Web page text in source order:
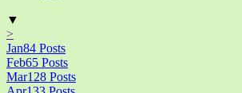
▼
>
Jan84 Posts
Feb65 Posts
Mar128 Posts